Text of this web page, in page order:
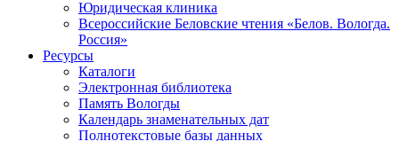
Юридическая клиника
Всероссийские Беловские чтения «Белов. Вологда.
Россия»
Ресурсы
Каталоги
Электронная библиотека
Память Вологды
Календарь знаменательных дат
Полнотекстовые базы данных